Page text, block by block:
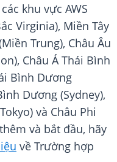
khu vực AWS
Virginia), Miền Tây
Trung), Châu Âu
Châu Á Thái Bình
Bình Dương
Dương (Sydney),
và Châu Phi
và bắt đầu, hãy
về Trường hợp